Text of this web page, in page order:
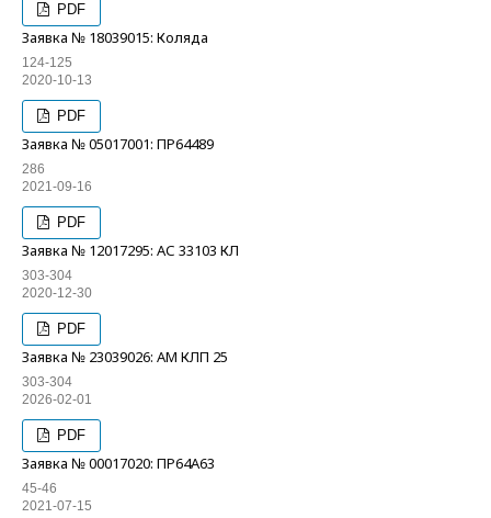
PDF
Заявка № 18039015: Коляда
124-125
2020-10-13
PDF
Заявка № 05017001: ПР64489
286
2021-09-16
PDF
Заявка № 12017295: АС 33103 КЛ
303-304
2020-12-30
PDF
Заявка № 23039026: АМ КЛП 25
303-304
2026-02-01
PDF
Заявка № 00017020: ПР64А63
45-46
2021-07-15